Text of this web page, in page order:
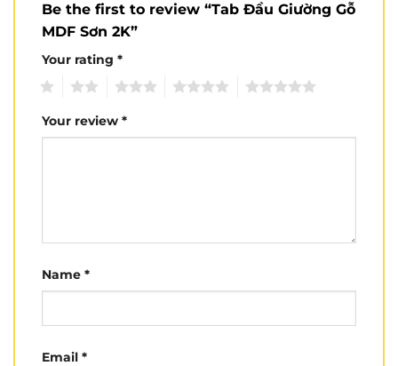
Be the first to review “Tab Đầu Giường Gỗ
MDF Sơn 2K”
Your rating *
Your review *
Name *
Email *